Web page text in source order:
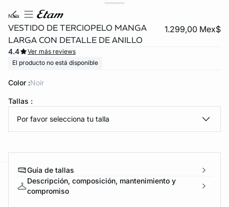
nala
VESTIDO DE TERCIOPELO MANGA
LARGA CON DETALLE DE ANILLO
1.299,00 Mex$
4.4
Ver más reviews
El producto no está disponible
Color : noir
Tallas :
Por favor selecciona tu talla
Guía de tallas
Descripción, composición, mantenimiento y
compromiso